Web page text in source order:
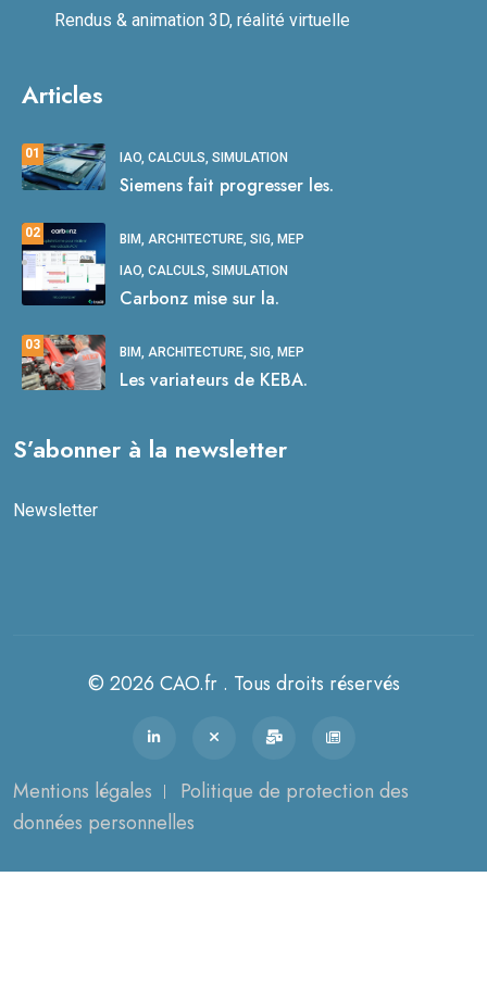
Rendus & animation 3D, réalité virtuelle
Articles
01 IAO, CALCULS, SIMULATION
Siemens fait progresser les.
02 BIM, ARCHITECTURE, SIG, MEP
IAO, CALCULS, SIMULATION
Carbonz mise sur la.
03 BIM, ARCHITECTURE, SIG, MEP
Les variateurs de KEBA.
S’abonner à la newsletter
Newsletter
© 2026 CAO.fr . Tous droits réservés
Mentions légales
Politique de protection des
données personnelles